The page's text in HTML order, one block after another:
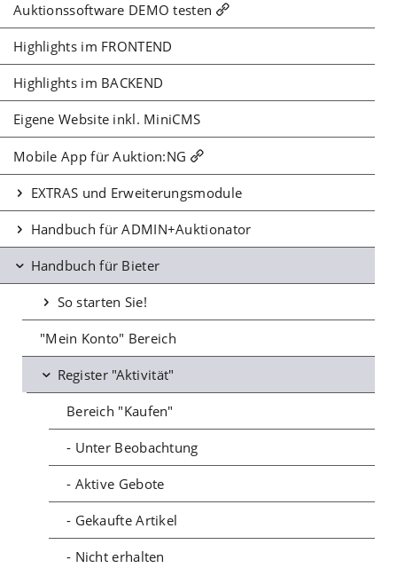
Auktionssoftware DEMO testen
Highlights im FRONTEND
Highlights im BACKEND
Eigene Website inkl. MiniCMS
Mobile App für Auktion:NG
EXTRAS und Erweiterungsmodule
Handbuch für ADMIN+Auktionator
Handbuch für Bieter
So starten Sie!
"Mein Konto" Bereich
Register "Aktivität"
Bereich "Kaufen"
- Unter Beobachtung
- Aktive Gebote
- Gekaufte Artikel
- Nicht erhalten